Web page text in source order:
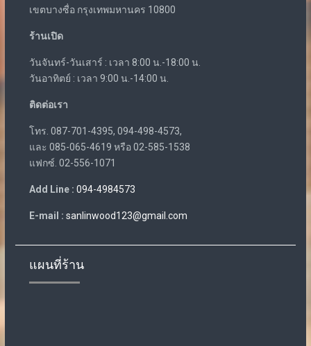
เขตบางซื่อ กรุงเทพมหานคร 10800
ร้านเปิด
วันจันทร์-วันเสาร์ : เวลา 8:00 น.-18:00 น.
วันอาทิตย์ : เวลา 9:00 น.-14:00 น.
ติดต่อเรา
โทร. 087-701-4395, 094-498-4573,
และ 085-065-4619 หรือ 02-585-1538
แฟกซ์. 02-556-1071
Add Line : 094-4984573
E-mail : sanlinwood123@gmail.com
แผนที่ร้าน